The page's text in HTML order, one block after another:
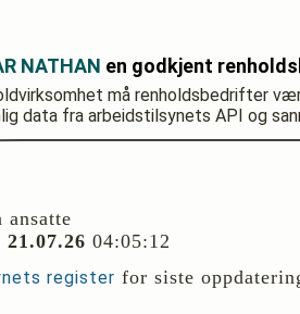
NATHAN en godkjent
må renholdsbedrifter
data fra arbeidstilsynets API og
ansatte
21.07.26 04:05:12
register for siste